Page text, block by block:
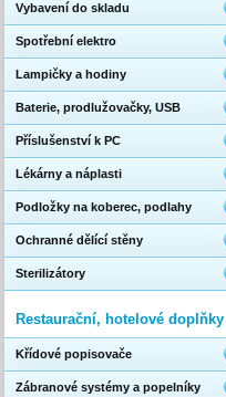
Vybavení do skladu
Spotřební elektro
Lampičky a hodiny
Baterie, prodlužovačky, USB
Příslušenství k PC
Lékárny a náplasti
Podložky na koberec, podlahy
Ochranné dělící stěny
Sterilizátory
Restaurační, hotelové doplňky
Křídové popisovače
Zábranové systémy a popelníky